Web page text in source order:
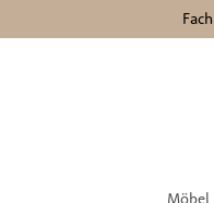
Möbel